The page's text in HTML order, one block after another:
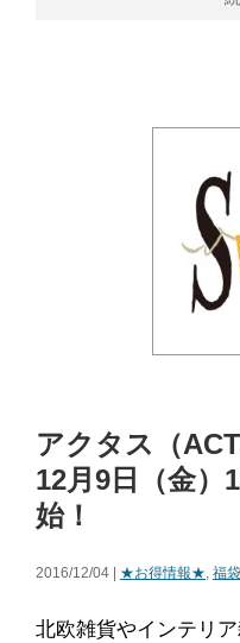
アクタス（
12月9日（金）
始！
2016/12/04 | ★お得情報★, 福袋
北欧雑貨やインテリ